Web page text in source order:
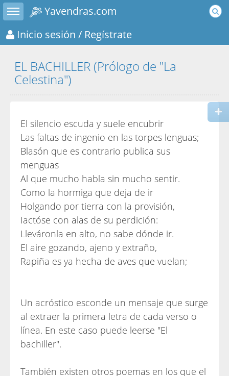
Toggle sidebar
Yavendras.com
Inicio sesión / Regístrate
EL BACHILLER (Prólogo de "La
Celestina")
El silencio escuda y suele encubrir
Las faltas de ingenio en las torpes lenguas;
Blasón que es contrario publica sus
menguas
Al que mucho habla sin mucho sentir.
Como la hormiga que deja de ir
Holgando por tierra con la provisión,
Iactóse con alas de su perdición:
Lleváronla en alto, no sabe dónde ir.
El aire gozando, ajeno y extraño,
Rapiña es ya hecha de aves que vuelan;
Un acróstico esconde un mensaje que surge
al extraer la primera letra de cada verso o
línea. En este caso puede leerse "El
bachiller".
También existen otros poemas en los que el